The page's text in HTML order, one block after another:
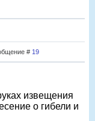
# 19
извещения
о гибели и